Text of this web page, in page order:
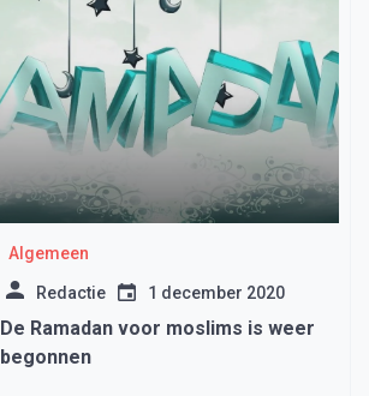
Algemeen
Redactie 1 december 2020
De Ramadan voor moslims is weer
begonnen